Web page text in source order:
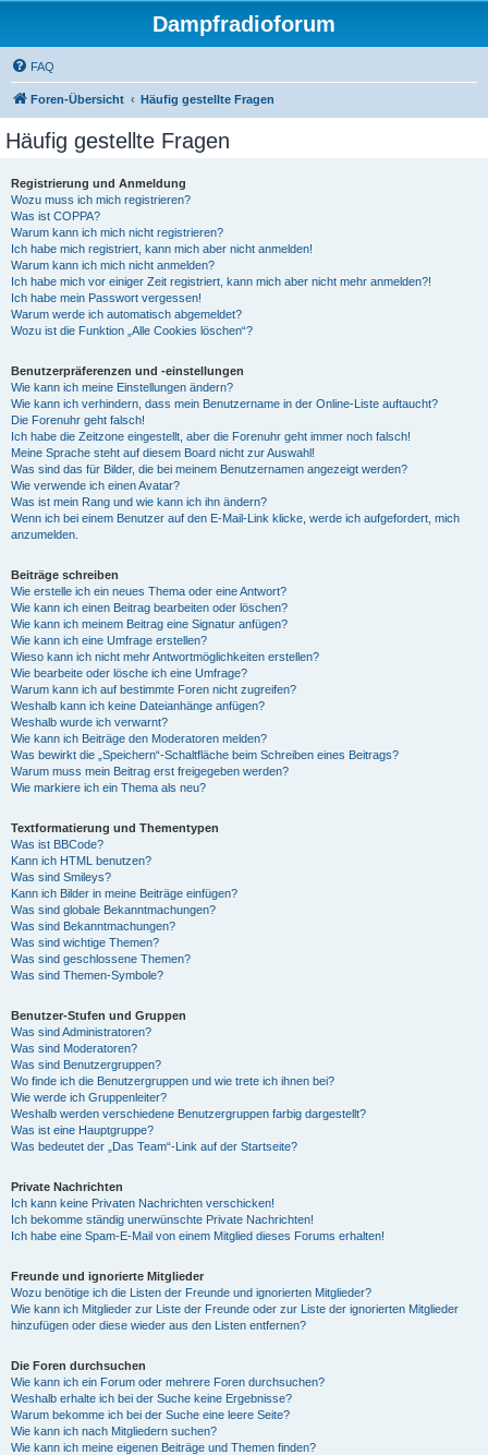
Dampfradioforum
FAQ
Foren-Übersicht Häufig gestellte Fragen
Häufig gestellte Fragen
Registrierung und Anmeldung
Wozu muss ich mich registrieren?
Was ist COPPA?
Warum kann ich mich nicht registrieren?
Ich habe mich registriert, kann mich aber nicht anmelden!
Warum kann ich mich nicht anmelden?
Ich habe mich vor einiger Zeit registriert, kann mich aber nicht mehr anmelden?!
Ich habe mein Passwort vergessen!
Warum werde ich automatisch abgemeldet?
Wozu ist die Funktion „Alle Cookies löschen“?
Benutzerpräferenzen und -einstellungen
Wie kann ich meine Einstellungen ändern?
Wie kann ich verhindern, dass mein Benutzername in der Online-Liste auftaucht?
Die Forenuhr geht falsch!
Ich habe die Zeitzone eingestellt, aber die Forenuhr geht immer noch falsch!
Meine Sprache steht auf diesem Board nicht zur Auswahl!
Was sind das für Bilder, die bei meinem Benutzernamen angezeigt werden?
Wie verwende ich einen Avatar?
Was ist mein Rang und wie kann ich ihn ändern?
Wenn ich bei einem Benutzer auf den E-Mail-Link klicke, werde ich aufgefordert, mich
anzumelden.
Beiträge schreiben
Wie erstelle ich ein neues Thema oder eine Antwort?
Wie kann ich einen Beitrag bearbeiten oder löschen?
Wie kann ich meinem Beitrag eine Signatur anfügen?
Wie kann ich eine Umfrage erstellen?
Wieso kann ich nicht mehr Antwortmöglichkeiten erstellen?
Wie bearbeite oder lösche ich eine Umfrage?
Warum kann ich auf bestimmte Foren nicht zugreifen?
Weshalb kann ich keine Dateianhänge anfügen?
Weshalb wurde ich verwarnt?
Wie kann ich Beiträge den Moderatoren melden?
Was bewirkt die „Speichern“-Schaltfläche beim Schreiben eines Beitrags?
Warum muss mein Beitrag erst freigegeben werden?
Wie markiere ich ein Thema als neu?
Textformatierung und Thementypen
Was ist BBCode?
Kann ich HTML benutzen?
Was sind Smileys?
Kann ich Bilder in meine Beiträge einfügen?
Was sind globale Bekanntmachungen?
Was sind Bekanntmachungen?
Was sind wichtige Themen?
Was sind geschlossene Themen?
Was sind Themen-Symbole?
Benutzer-Stufen und Gruppen
Was sind Administratoren?
Was sind Moderatoren?
Was sind Benutzergruppen?
Wo finde ich die Benutzergruppen und wie trete ich ihnen bei?
Wie werde ich Gruppenleiter?
Weshalb werden verschiedene Benutzergruppen farbig dargestellt?
Was ist eine Hauptgruppe?
Was bedeutet der „Das Team“-Link auf der Startseite?
Private Nachrichten
Ich kann keine Privaten Nachrichten verschicken!
Ich bekomme ständig unerwünschte Private Nachrichten!
Ich habe eine Spam-E-Mail von einem Mitglied dieses Forums erhalten!
Freunde und ignorierte Mitglieder
Wozu benötige ich die Listen der Freunde und ignorierten Mitglieder?
Wie kann ich Mitglieder zur Liste der Freunde oder zur Liste der ignorierten Mitglieder
hinzufügen oder diese wieder aus den Listen entfernen?
Die Foren durchsuchen
Wie kann ich ein Forum oder mehrere Foren durchsuchen?
Weshalb erhalte ich bei der Suche keine Ergebnisse?
Warum bekomme ich bei der Suche eine leere Seite?
Wie kann ich nach Mitgliedern suchen?
Wie kann ich meine eigenen Beiträge und Themen finden?